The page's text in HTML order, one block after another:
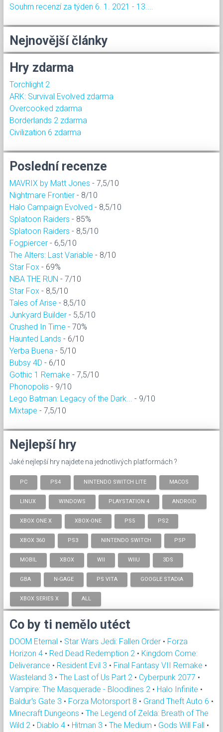
Souhrn recenzí za týden 6. 1. 2021 - 13....
Nejnovější články
Hry zdarma
Torchlight 2
ARK: Survival Evolved zdarma
Overcooked zdarma
Borderlands 2 zdarma
Civilization 6 zdarma
Poslední recenze
MAVRIX by Matt Jones - 7,5/10
Nightmare Frontier - 8/10
Halo Campaign Evolved - 8,5/10
Splatoon Raiders - 85%
Splatoon Raiders - 8,5/10
Fogpiercer - 6,5/10
The Alters: Last Variable - 8/10
Star Fox - 69%
NBA THE RUN - 7/10
Star Fox - 8,5/10
Tales of Arise - 8,5/10
Junkyard Builder - 5,5/10
Crushed In Time - 70%
Haunted Lands - 6/10
Yerba Buena - 5/10
Bubsy 4D - 6/10
Gothic 1 Remake - 7,5/10
Phonopolis - 9/10
Lego Batman: Legacy of the Dark...
- 9/10
Mixtape - 7,5/10
Nejlepší hry
Jaké nejlepší hry najdete na jednotlivých platformách ?
PC PS4 NINTENDO SWITCH LITE MACOS
LINUX WINDOWS PLAYSTATION 4 ANDROID
XBOX ONE X XBOX-ONE PS5 PS2
XBOX 360 PS3 NINTENDO SWITCH PSP
MOBIL XBOX WII WIIU 3DS
GBA N-GAGE PS VITA GOOGLE STADIA
XBOX SERIES X ALL
Co by ti nemělo utéct
DOOM Eternal • Star Wars Jedi: Fallen Order • Forza
Horizon 4 • Red Dead Redemption 2 • Kingdom Come:
Deliverance • Resident Evil 3 • Final Fantasy VII Remake •
Wasteland 3 • The Last of Us Part 2 • Cyberpunk 2077 •
Vampire: The Masquerade - Bloodlines 2 • Halo Infinite •
Baldur's Gate 3 • Forza Motorsport 8 • Grand Theft Auto 6 •
Minecraft Dungeons • The Legend of Zelda: Breath of The
Wild 2 • Diablo 4 • Hitman 3 • The Medium • Gods Will Fall •